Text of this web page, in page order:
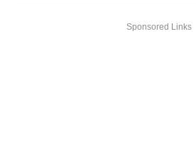
Sponsored Links